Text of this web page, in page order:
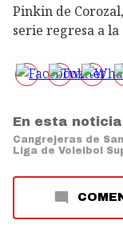
Pinkin de
serie regresa a la
En esta
Cangrejeras de
Liga de Voleibol